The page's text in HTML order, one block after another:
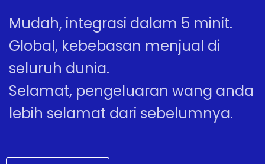
Mudah, integrasi dalam 5 minit.
Global, kebebasan menjual di
seluruh dunia.
Selamat, pengeluaran wang anda
lebih selamat dari sebelumnya.